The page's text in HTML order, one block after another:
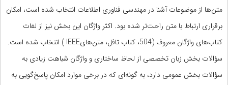
متن‌ها از موضوعات آشنا در مهندسی فناوری اطلاعات انتخاب شده است، امکان
برقراری ارتباط با متن راحت‌تر شده بود. اکثر واژگان این بخش نیز از لغات
کتاب‌های واژگان معروف (504، کتاب تافل، متن‌هایIEEE ) انتخاب شده است.
سؤالات بخش زبان تخصصی از لحاظ ساختاری و واژگان شباهت زیادی به
سؤالات بخش عمومی دارد، به گونه‌ای که در برخی موارد امکان پاسخ‌گویی به